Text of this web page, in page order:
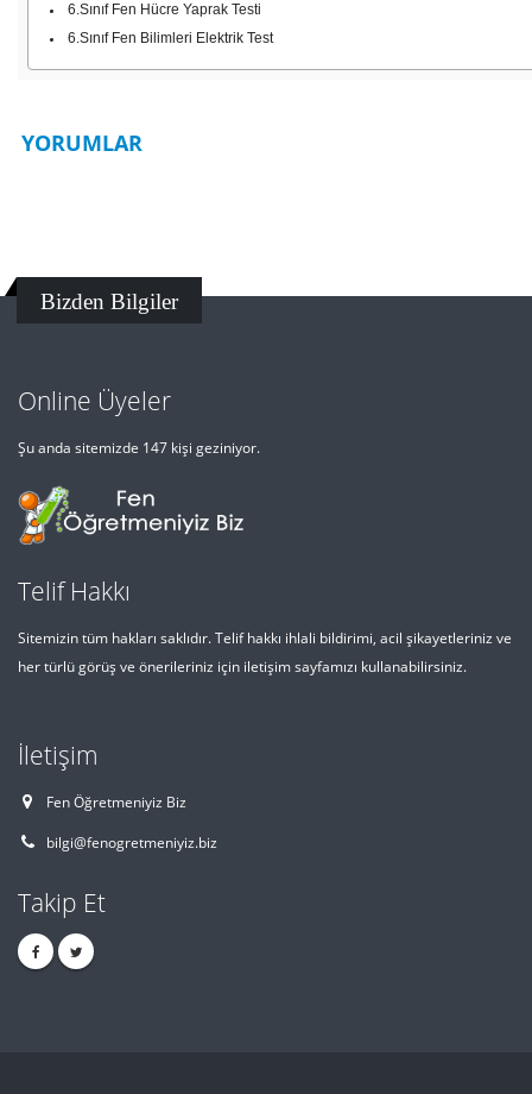
6.Sınıf Fen Hücre Yaprak Testi
6.Sınıf Fen Bilimleri Elektrik Test
YORUMLAR
Bizden Bilgiler
Online Üyeler
Şu anda sitemizde 147 kişi geziniyor.
Telif Hakkı
Sitemizin tüm hakları saklıdır. Telif hakkı ihlali bildirimi, acil şikayetleriniz ve
her türlü görüş ve önerileriniz için iletişim sayfamızı kullanabilirsiniz.
İletişim
Fen Öğretmeniyiz Biz
bilgi@fenogretmeniyiz.biz
Takip Et